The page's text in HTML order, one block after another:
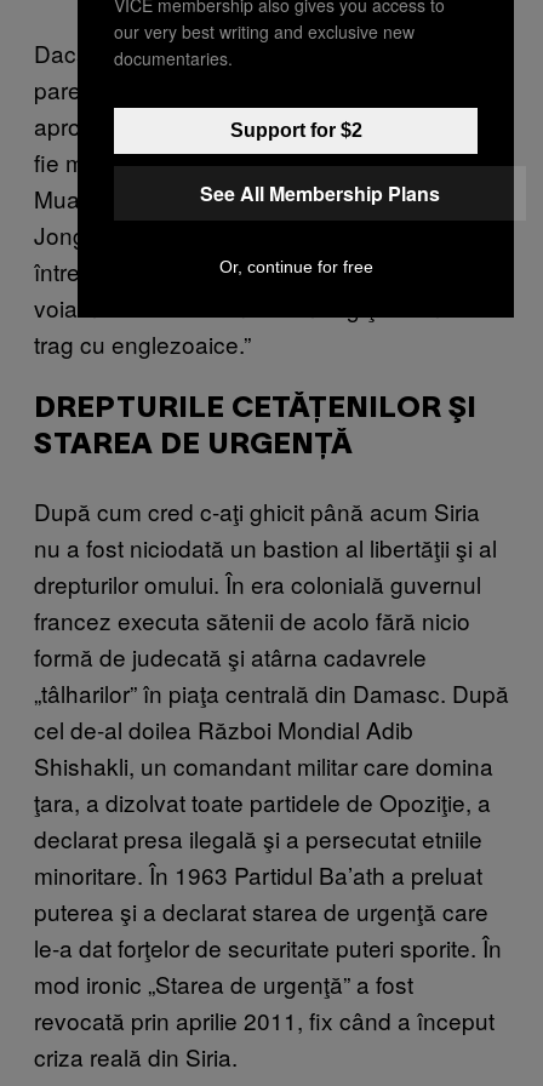
Dacă i-am analiza doar primii ani din viaţă,
pare imposibil ca tocilarul ăsta dubios – care,
apropo, a făcut jurământul lui Hippocrate – să
fie menţionat într-oenumerare alături de
Muammar Gaddafi, Saddam Hussein şi Kim
Jong-Il. Din când în când probabil îşi pune
întrebarea: „Cum dracului am ajuns aici?! Eu
voiam doar să fiu un oftalmolog şi să mi-o
trag cu englezoaice.”
DREPTURILE CETĂŢENILOR ŞI
STAREA DE URGENŢĂ
După cum cred c-aţi ghicit până acum Siria
nu a fost niciodată un bastion al libertăţii şi al
drepturilor omului. În era colonială guvernul
francez executa sătenii de acolo fără nicio
formă de judecată şi atârna cadavrele
„tâlharilor” în piaţa centrală din Damasc. După
cel de-al doilea Război Mondial Adib
Shishakli, un comandant militar care domina
ţara, a dizolvat toate partidele de Opoziţie, a
declarat presa ilegală şi a persecutat etniile
minoritare. În 1963 Partidul Ba’ath a preluat
puterea şi a declarat starea de urgenţă care
le-a dat forţelor de securitate puteri sporite. În
mod ironic „Starea de urgenţă” a fost
revocată prin aprilie 2011, fix când a început
criza reală din Siria.
our very best writing and exclusive new
documentaries.
Support for $2
See All Membership Plans
Or, continue for free